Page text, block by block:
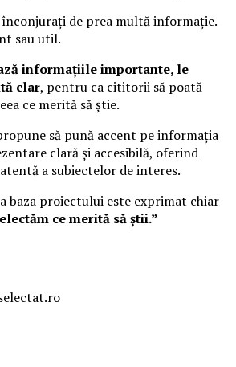
de prea multă informație.
sau util.
informațiile importante, le
clar, pentru ca cititorii să poată
ce merită să știe.
să pună accent pe informația
clară și accesibilă, oferind
a subiectelor de interes.
baza proiectului este exprimat chiar
ce merită să știi.”